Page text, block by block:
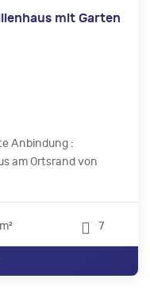
mit Garten
Anbindung :
am Ortsrand von
7